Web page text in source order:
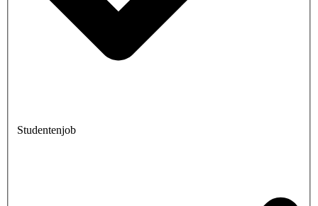
Studentenjob